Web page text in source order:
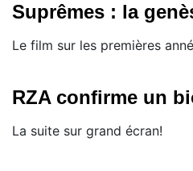
Suprêmes : la
Le film sur les premières
RZA confirme un
La suite sur grand écran!